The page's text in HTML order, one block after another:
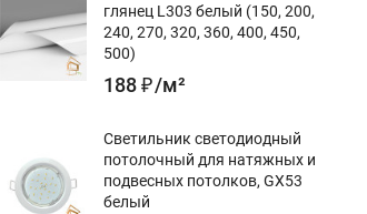
глянец L303 белый (150, 200,
240, 270, 320, 360, 400, 450,
500)
188₽/м²
Светильник светодиодный
потолочный для натяжных и
подвесных потолков, GX53
белый